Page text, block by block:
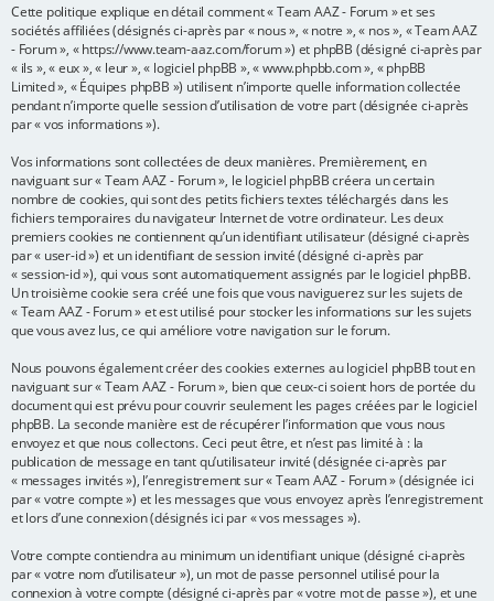
e
Cette politique explique en détail comment « Team AAZ - Forum » et ses
sociétés affiliées (désignés ci-après par « nous », « notre », « nos », « Team AAZ
- Forum », « https://www.team-aaz.com/forum ») et phpBB (désigné ci-après par
« ils », « eux », « leur », « logiciel phpBB », « www.phpbb.com », « phpBB
Limited », « Équipes phpBB ») utilisent n’importe quelle information collectée
pendant n’importe quelle session d’utilisation de votre part (désignée ci-après
par « vos informations »).
Vos informations sont collectées de deux manières. Premièrement, en
naviguant sur « Team AAZ - Forum », le logiciel phpBB créera un certain
nombre de cookies, qui sont des petits fichiers textes téléchargés dans les
fichiers temporaires du navigateur Internet de votre ordinateur. Les deux
premiers cookies ne contiennent qu’un identifiant utilisateur (désigné ci-après
par « user-id ») et un identifiant de session invité (désigné ci-après par
« session-id »), qui vous sont automatiquement assignés par le logiciel phpBB.
Un troisième cookie sera créé une fois que vous naviguerez sur les sujets de
« Team AAZ - Forum » et est utilisé pour stocker les informations sur les sujets
que vous avez lus, ce qui améliore votre navigation sur le forum.
Nous pouvons également créer des cookies externes au logiciel phpBB tout en
naviguant sur « Team AAZ - Forum », bien que ceux-ci soient hors de portée du
document qui est prévu pour couvrir seulement les pages créées par le logiciel
phpBB. La seconde manière est de récupérer l’information que vous nous
envoyez et que nous collectons. Ceci peut être, et n’est pas limité à : la
publication de message en tant qu’utilisateur invité (désignée ci-après par
« messages invités »), l’enregistrement sur « Team AAZ - Forum » (désignée ici
par « votre compte ») et les messages que vous envoyez après l’enregistrement
et lors d’une connexion (désignés ici par « vos messages »).
Votre compte contiendra au minimum un identifiant unique (désigné ci-après
par « votre nom d’utilisateur »), un mot de passe personnel utilisé pour la
connexion à votre compte (désigné ci-après par « votre mot de passe »), et une